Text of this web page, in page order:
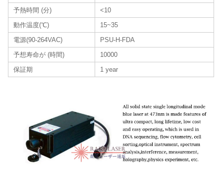
予熱時間 (分)
<10
動作温度(℃)
15~35
電源(90-264VAC)
PSU-H-FDA
予想寿命が (時間)
10000
保証期
1 year